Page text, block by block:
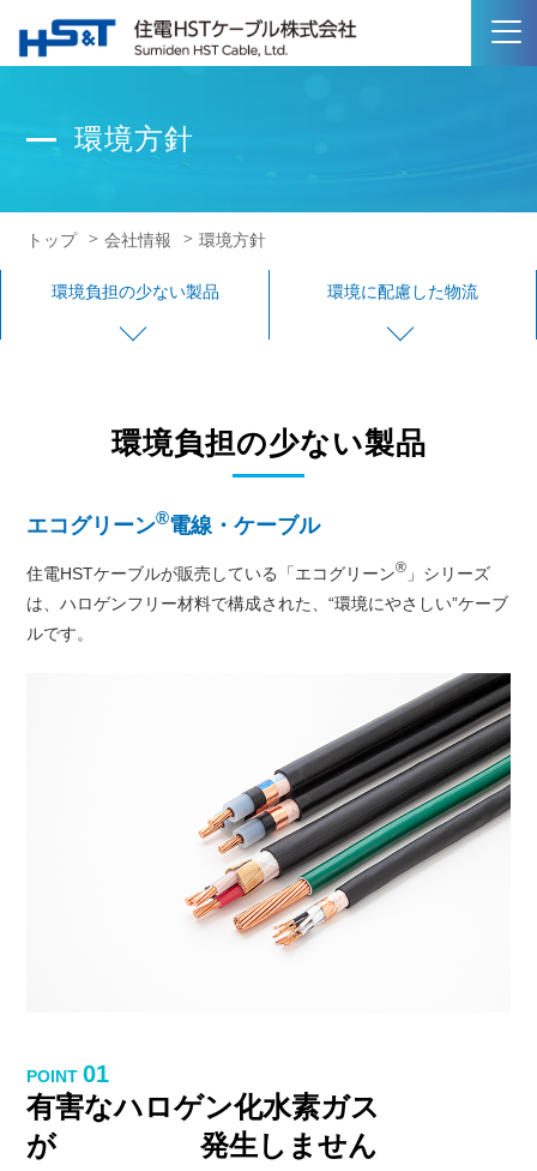
環境方針
トップ 会社情報 環境方針
環境負担の少ない製品 環境に配慮した物流
環境負担の少ない製品
エコグリーン®電線・ケーブル
住電HSTケーブルが販売している「エコグリーン® 」シリーズ
は、ハロゲンフリー材料で構成された、“環境にやさしい”ケーブ
ルです。
POINT01
有害なハロゲン化水素ガス
が発生しません